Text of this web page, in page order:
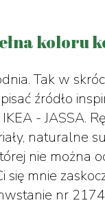
koloru
Tak w
źródło
- JASSA.
naturalne
nie można
się mnie
nr